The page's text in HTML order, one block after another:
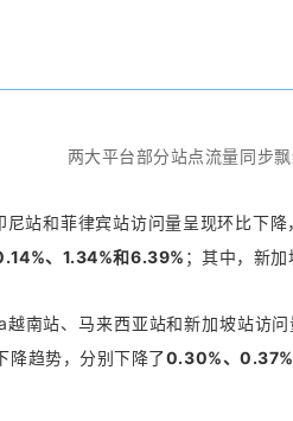
站和菲律宾站访问量呈现环比下降
、1.34%和6.39% ；其中，新加
南站、马来西亚站和新加坡站访
降趋势，分别下降了0.30%、